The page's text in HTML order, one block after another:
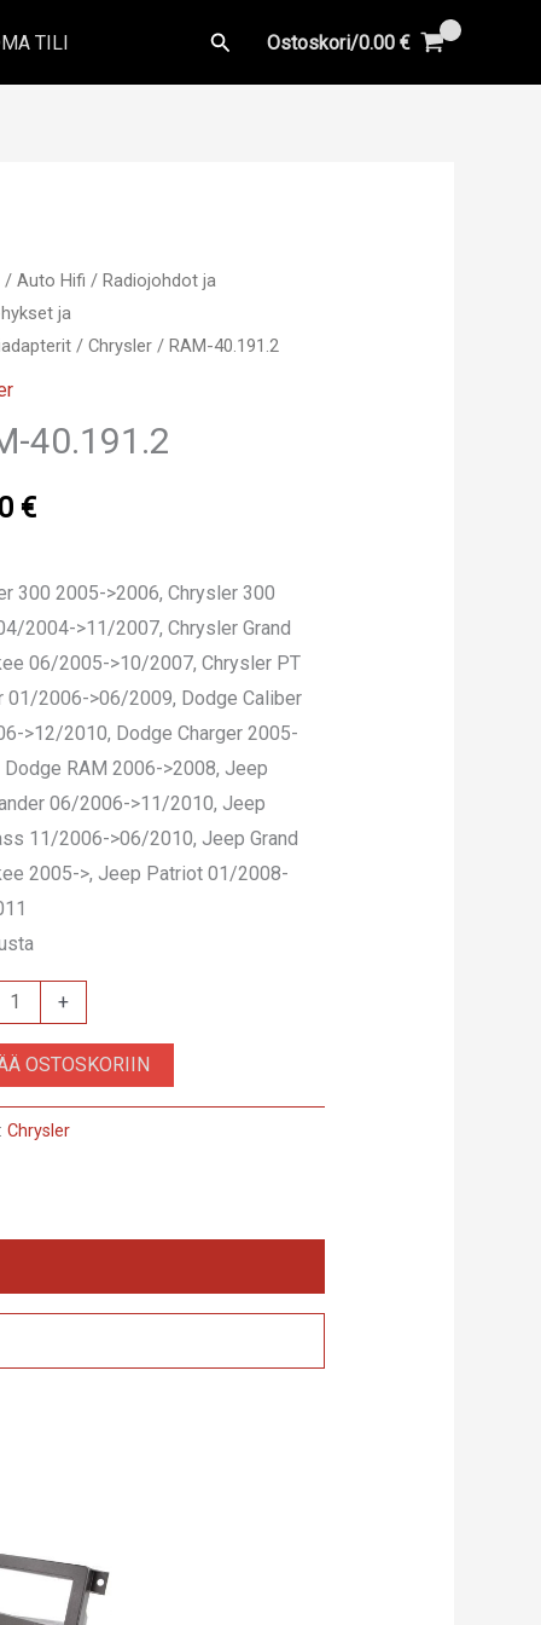
TILI Hae Ostoskori/0.00 €
/Auto Hifi / Radiojohdot ja
ja
/Chrysler / RAM-40.191.2
40.191.2
€
300 2005->2006, Chrysler 300
2004->11/2007, Chrysler Grand
06/2005->10/2007, Chrysler PT
01/2006->06/2009, Dodge Caliber
>12/2010, Dodge Charger 2005-
Dodge RAM 2006->2008, Jeep
06/2006->11/2010, Jeep
11/2006->06/2010, Jeep Grand
2005->, Jeep Patriot 01/2008-
+
OSTOSKORIIN
Chrysler